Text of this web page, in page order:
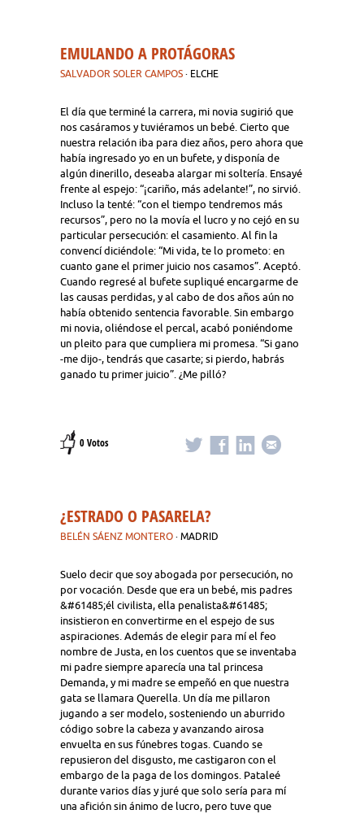
EMULANDO A PROTÁGORAS
SALVADOR SOLER CAMPOS · ELCHE
El día que terminé la carrera, mi novia sugirió que
nos casáramos y tuviéramos un bebé. Cierto que
nuestra relación iba para diez años, pero ahora que
había ingresado yo en un bufete, y disponía de
algún dinerillo, deseaba alargar mi soltería. Ensayé
frente al espejo: “¡cariño, más adelante!”, no sirvió.
Incluso la tenté: “con el tiempo tendremos más
recursos”, pero no la movía el lucro y no cejó en su
particular persecución: el casamiento. Al fin la
convencí diciéndole: “Mi vida, te lo prometo: en
cuanto gane el primer juicio nos casamos”. Aceptó.
Cuando regresé al bufete supliqué encargarme de
las causas perdidas, y al cabo de dos años aún no
había obtenido sentencia favorable. Sin embargo
mi novia, oliéndose el percal, acabó poniéndome
un pleito para que cumpliera mi promesa. “Si gano
-me dijo-, tendrás que casarte; si pierdo, habrás
ganado tu primer juicio”. ¿Me pilló?
0 Votos
¿ESTRADO O PASARELA?
BELÉN SÁENZ MONTERO · MADRID
Suelo decir que soy abogada por persecución, no
por vocación. Desde que era un bebé, mis padres
&#61485;él civilista, ella penalista&#61485;
insistieron en convertirme en el espejo de sus
aspiraciones. Además de elegir para mí el feo
nombre de Justa, en los cuentos que se inventaba
mi padre siempre aparecía una tal princesa
Demanda, y mi madre se empeñó en que nuestra
gata se llamara Querella. Un día me pillaron
jugando a ser modelo, sosteniendo un aburrido
código sobre la cabeza y avanzando airosa
envuelta en sus fúnebres togas. Cuando se
repusieron del disgusto, me castigaron con el
embargo de la paga de los domingos. Pataleé
durante varios días y juré que solo sería para mí
una afición sin ánimo de lucro, pero tuve que